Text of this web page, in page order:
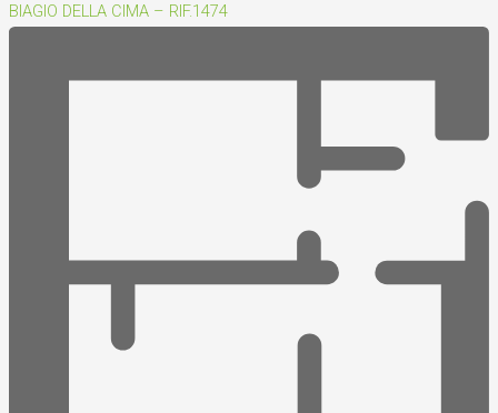
BIAGIO DELLA CIMA – RIF.1474